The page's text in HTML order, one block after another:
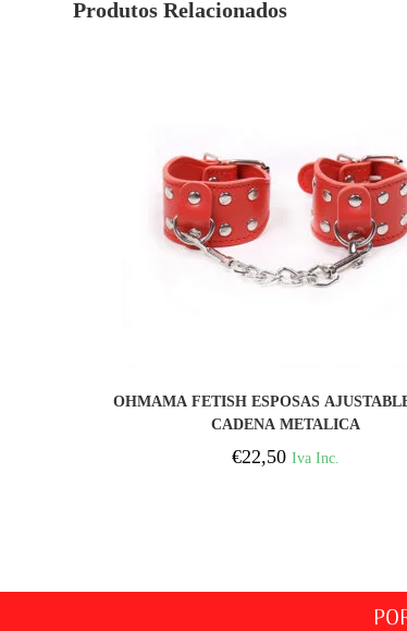
Produtos Relacionados
OHMAMA FETISH ESPOSAS
CADENA METALICA
€22,50 Iva Inc.